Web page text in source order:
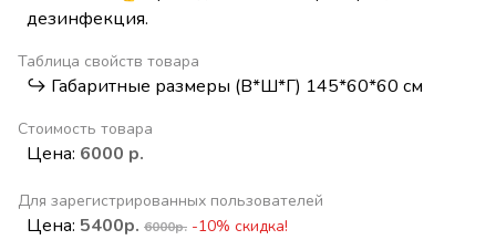
дезинфекция.
Таблица свойств товара
↪️ Габаритные размеры (В*Ш*Г) 145*60*60 см
Стоимость товара
Цена: 6000 р.
Для зарегистрированных пользователей
Цена: 5400р. 6000р. -10% скидка!